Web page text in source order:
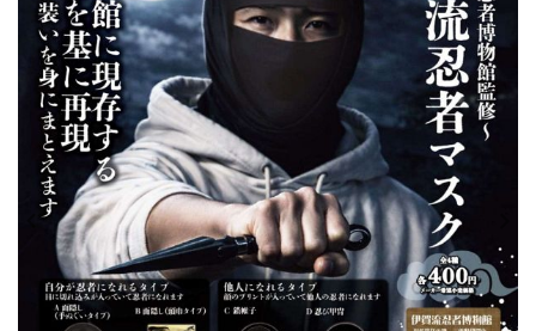
カプセルトイマシン本体
カプセルトイ
販促用空カプセル
レンタル
景品・玩具・文具